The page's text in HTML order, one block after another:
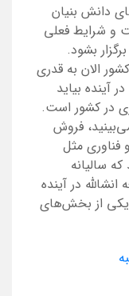
دانش بنیان
و شرایط فعلی
بشود.
الان به قدری
آینده بیاید
در کشور است.
فروش
فناوری مثل
سالیانه
در آینده
یکی از بخش‌های